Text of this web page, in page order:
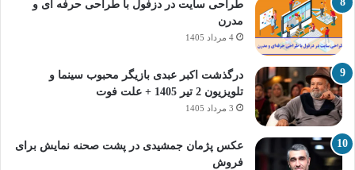
طراحی سایت در دزفول با طراحی حرفه‌ ای و
مدرن
4 مرداد 1405
درگذشت اکبر عبدی بازیگر محبوب سینما و
تلویزیون 2 تیر 1405 + علت فوت
3 مرداد 1405
عکس پژمان جمشیدی در پشت صحنه نمایش برای
فروش